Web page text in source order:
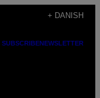
+ DANISH
SUBSCRIBENEWSLETTER